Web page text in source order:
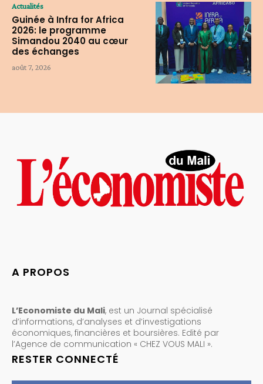
Actualités
Guinée à Infra for Africa
2026: le programme
Simandou 2040 au cœur
des échanges
août 7, 2026
A PROPOS
L’Economiste du Mali, est un Journal spécialisé
d’informations, d’analyses et d’investigations
économiques, financières et boursières. Edité par
l’Agence de communication « CHEZ VOUS MALI ».
RESTER CONNECTÉ